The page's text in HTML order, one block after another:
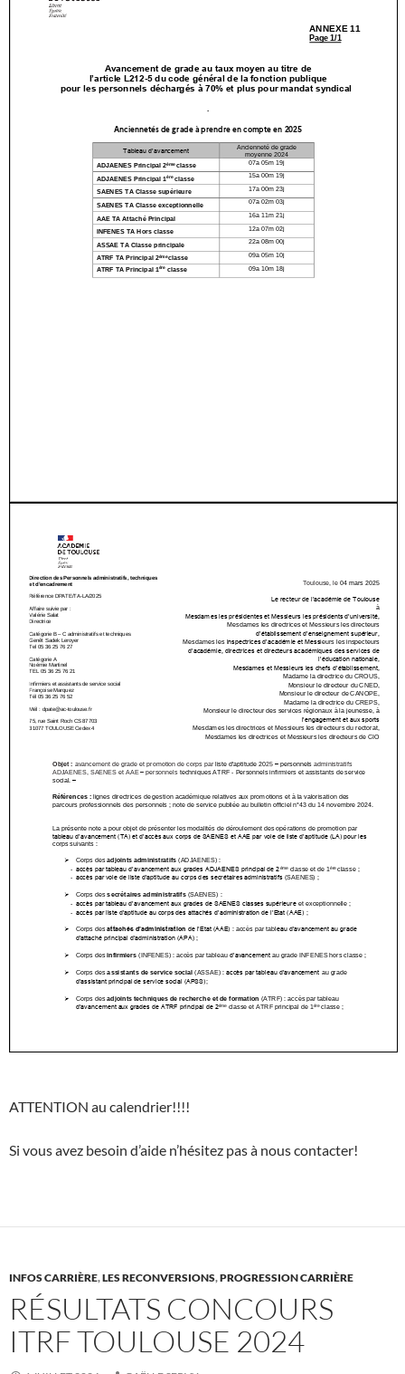
ATTENTION au calendrier!!!!
Si vous avez besoin d’aide n’hésitez pas à nous contacter!
INFOS CARRIÈRE,LES RECONVERSIONS,PROGRESSION CARRIÈRE
RÉSULTATS CONCOURS
ITRF TOULOUSE 2024